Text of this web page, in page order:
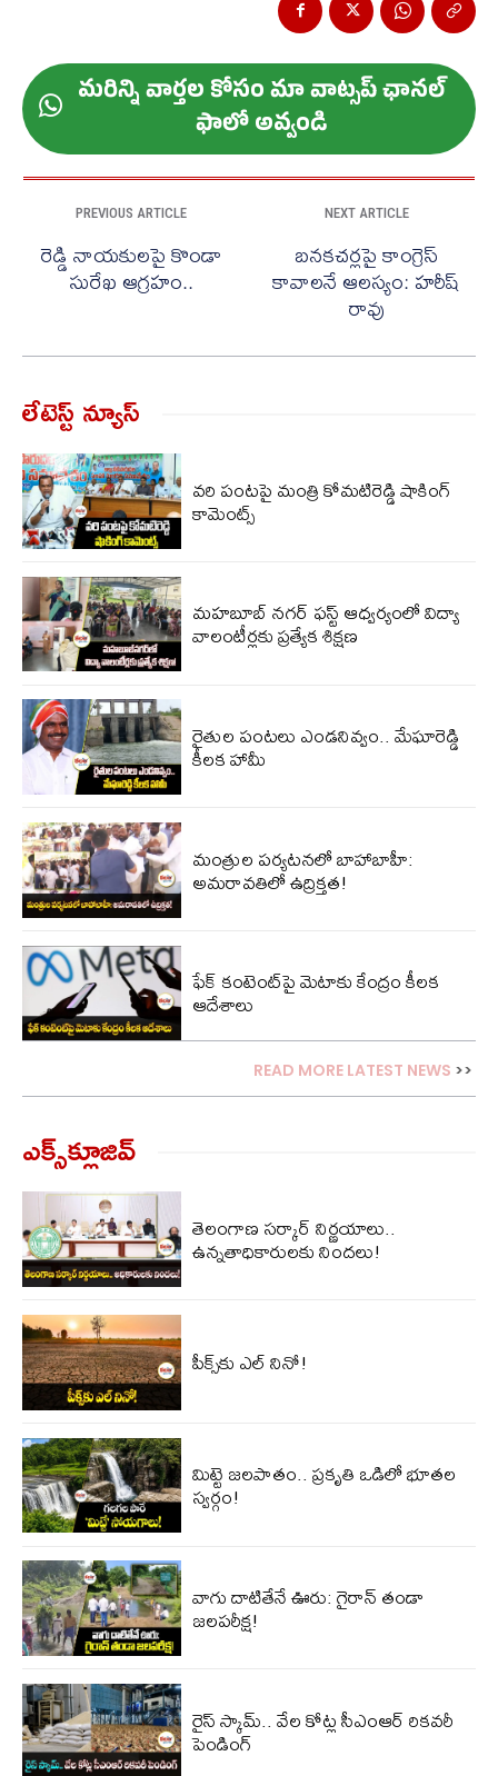
మ‌రిన్ని వార్త‌ల కోసం మా వాట్స‌ప్ ఛాన‌ల్
ఫాలో అవ్వండి
PREVIOUS ARTICLE
రెడ్డి నాయకులపై కొండా
సురేఖ ఆగ్రహం..
NEXT ARTICLE
బనకచర్లపై కాంగ్రెస్
కావాలనే ఆలస్యం: హరీష్
రావు
లేటెస్ట్ న్యూస్‌
వరి పంటపై మంత్రి కోమటిరెడ్డి షాకింగ్
కామెంట్స్
మహబూబ్ నగర్ ఫస్ట్‌ ఆధ్వర్యంలో విద్యా
వాలంటీర్లకు ప్రత్యేక శిక్షణ
రైతుల పంటలు ఎండనివ్వం.. మేఘారెడ్డి
కీలక హామీ
మంత్రుల పర్యటనలో బాహాబాహీ:
అమరావతిలో ఉద్రిక్తత!
ఫేక్ కంటెంట్‌పై మెటాకు కేంద్రం కీలక
ఆదేశాలు
READ MORE LATEST NEWS >>
ఎక్స్‌క్లూజివ్‌
తెలంగాణ సర్కార్ నిర్ణయాలు..
ఉన్నతాధికారులకు నిందలు!
పీక్స్‌కు ఎల్‌ నినో!
మిట్టె జలపాతం.. ప్రకృతి ఒడిలో భూతల
స్వర్గం!
వాగు దాటితేనే ఊరు: గైరాన్ తండా
జలపరీక్ష!
రైస్ స్కామ్.. వేల కోట్ల‌ సీఎంఆర్ రికవరీ
పెండింగ్